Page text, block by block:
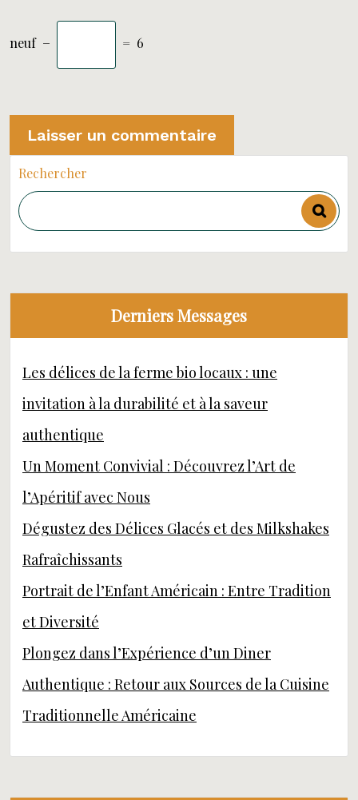
neuf − = 6
Rechercher
Derniers Messages
Les délices de la ferme bio locaux : une
invitation à la durabilité et à la saveur
authentique
Un Moment Convivial : Découvrez l’Art de
l’Apéritif avec Nous
Dégustez des Délices Glacés et des Milkshakes
Rafraîchissants
Portrait de l’Enfant Américain : Entre Tradition
et Diversité
Plongez dans l’Expérience d’un Diner
Authentique : Retour aux Sources de la Cuisine
Traditionnelle Américaine